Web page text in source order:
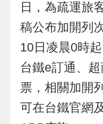
日，為疏運旅
稿公布加開列
10日凌晨0時
台鐵e訂通、
票，相關加開
可在台鐵官網